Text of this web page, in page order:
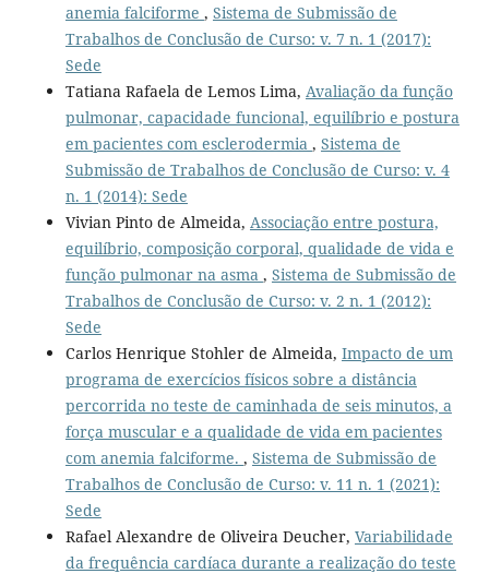
anemia falciforme , Sistema de Submissão de
Trabalhos de Conclusão de Curso: v. 7 n. 1 (2017):
Sede
Tatiana Rafaela de Lemos Lima, Avaliação da função
pulmonar, capacidade funcional, equilíbrio e postura
em pacientes com esclerodermia , Sistema de
Submissão de Trabalhos de Conclusão de Curso: v. 4
n. 1 (2014): Sede
Vivian Pinto de Almeida, Associação entre postura,
equilíbrio, composição corporal, qualidade de vida e
função pulmonar na asma , Sistema de Submissão de
Trabalhos de Conclusão de Curso: v. 2 n. 1 (2012):
Sede
Carlos Henrique Stohler de Almeida, Impacto de um
programa de exercícios físicos sobre a distância
percorrida no teste de caminhada de seis minutos, a
força muscular e a qualidade de vida em pacientes
com anemia falciforme. , Sistema de Submissão de
Trabalhos de Conclusão de Curso: v. 11 n. 1 (2021):
Sede
Rafael Alexandre de Oliveira Deucher, Variabilidade
da frequência cardíaca durante a realização do teste